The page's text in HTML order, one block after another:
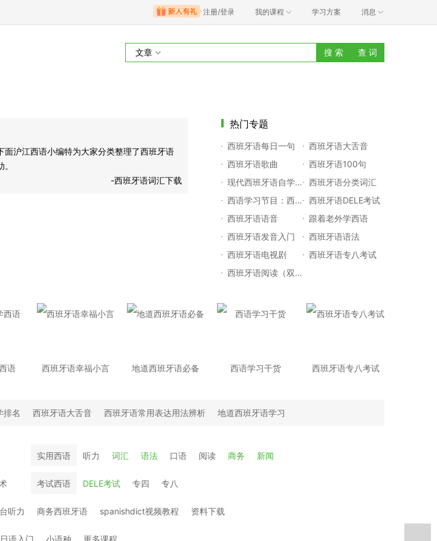
注册/登录 我的课程 学习方案 消息
文章 搜 索 查 词
沪江西语小编特为大家分类整理了西班牙语
-西班牙语词汇下载
热门专题
西班牙语每日一句
西班牙语大舌音
西班牙语歌曲
西班牙语100句
现代西班牙语自学笔记
西班牙语分类词汇
西语学习节目：西语下午茶
西班牙语DELE考试
西班牙语语音
跟着老外学西语
西班牙语发音入门
西班牙语语法
西班牙语电视剧
西班牙语专八考试
西班牙语阅读（双语）
语 西班牙语幸福小言 地道西班牙语必备 西语学习干货 西班牙语专八考试
排名 西班牙语大舌音 西班牙语常用表达用法辨析
地道西班牙语学习
实用西语 听力 词汇 语法 口语 阅读 商务 新闻
考试西语 DELE考试 专四 专八
听力 商务西班牙语 spanishdict视频教程 资料下载
日语入门 小语种 更多课程